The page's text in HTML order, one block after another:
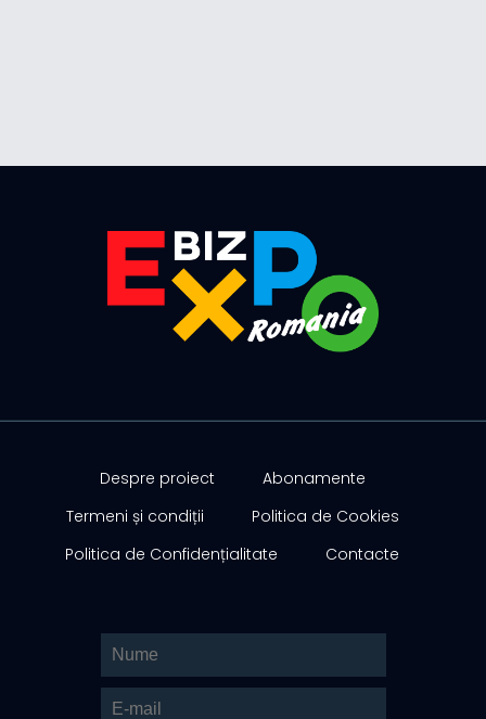
Despre proiect
Abonamente
Termeni și condiții
Politica de Cookies
Politica de Confidențialitate
Contacte